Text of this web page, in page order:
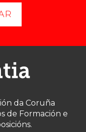
da Coruña
de Formación e